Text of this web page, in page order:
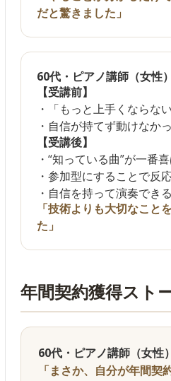
だと驚きました」
60代・ピアノ講師（女性）
【受講前】
・「もっと上手くならな
・自信が持てず動けなか
【受講後】
・“知っている曲”が一番
・参加型にすることで反
・自信を持って演奏でき
「技術よりも大切なこと
た」
年間契約獲得スト
60代・ピアノ講師（女性）
「まさか、自分が年間契